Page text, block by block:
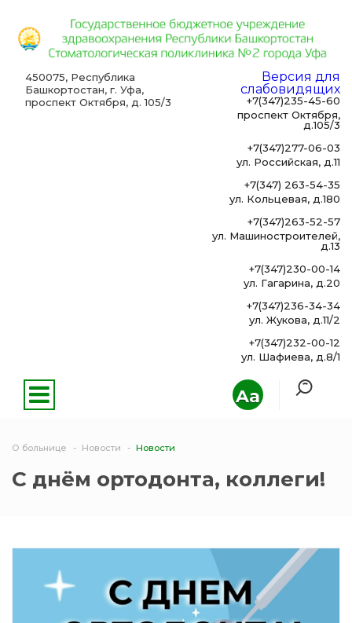
Aa
450075, Республика
Башкортостан, г. Уфа,
проспект Октября, д. 105/3
Версия для
слабовидящих
+7(347)235-45-60
проспект Октября,
д.105/3
+7(347)277-06-03
ул. Российская, д.11
+7(347) 263-54-35
ул. Кольцевая, д.180
+7(347)263-52-57
ул. Машиностроителей,
д.13
+7(347)230-00-14
ул. Гагарина, д.20
+7(347)236-34-34
ул. Жукова, д.11/2
+7(347)232-00-12
ул. Шафиева, д.8/1
О больнице Новости Новости
С днём ортодонта, коллеги!